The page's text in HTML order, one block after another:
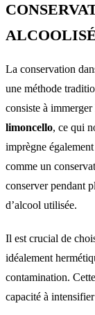
La conservation
une méthode
consiste à
limoncello, ce qui
imprègne
comme un
conserver pendant
d’alcool utilisée.
Il est crucial de
idéalement
contamination.
capacité à